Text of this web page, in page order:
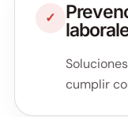
✓
cumplir